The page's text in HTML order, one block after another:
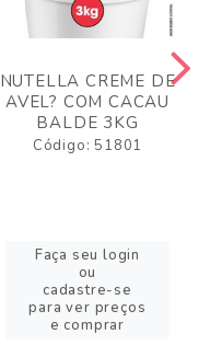
NUTELLA CREME DE
AVEL? COM CACAU
BALDE 3KG
Código: 51801
Faça seu login
ou
cadastre-se
para ver preços
e comprar